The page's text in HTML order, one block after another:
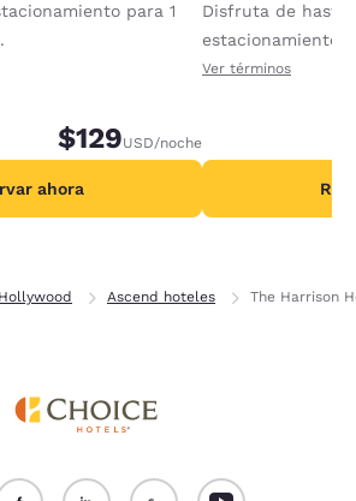
para 1
$129USD/noche
ahora
Disfruta de hasta
estacionamiento
nosotros antes
Ver términos
Hollywood Ascend hoteles The Harrison